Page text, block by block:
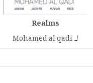
Realms
لـMohamed al qadi